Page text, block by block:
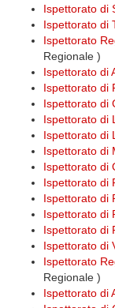
Ispettorato di
Ispettorato di
Ispettorato
Regionale )
Ispettorato di
Ispettorato di
Ispettorato di
Ispettorato di
Ispettorato di
Ispettorato di
Ispettorato di
Ispettorato di
Ispettorato di
Ispettorato di
Ispettorato di
Ispettorato di
Ispettorato
Regionale )
Ispettorato di